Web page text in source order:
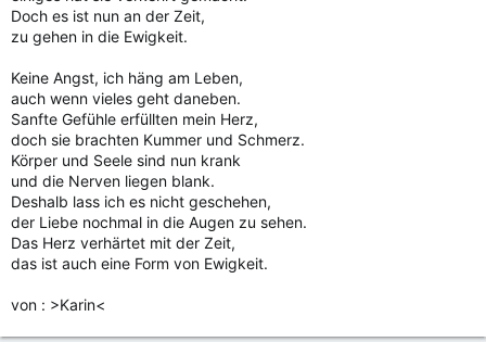
Doch es ist nun an der Zeit,
zu gehen in die Ewigkeit.
Keine Angst, ich häng am Leben,
auch wenn vieles geht daneben.
Sanfte Gefühle erfüllten mein Herz,
doch sie brachten Kummer und Schmerz.
Körper und Seele sind nun krank
und die Nerven liegen blank.
Deshalb lass ich es nicht geschehen,
der Liebe nochmal in die Augen zu sehen.
Das Herz verhärtet mit der Zeit,
das ist auch eine Form von Ewigkeit.
von : >Karin<